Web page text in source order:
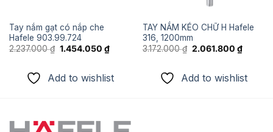
Tay nắm gạt có nắp che
Hafele 903.99.724
2.237.000₫ Giá
1.454.050 ₫Giá
hiện
1.454.050 ₫.
Add to wishlist
TAY NẮM KÉO CHỮ H Hafele
316, 1200mm
3.172.000₫ Giá
2.061.800 ₫Giá
hiện
Add to wishlist